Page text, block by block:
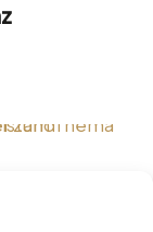
Die